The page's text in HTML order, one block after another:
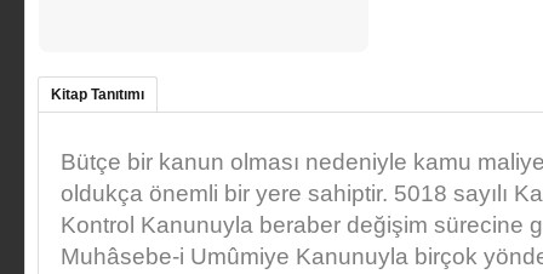
Kitap Tanıtımı
Bütçe bir kanun olması nedeniyle kamu
oldukça önemli bir yere sahiptir. 5018 sayılı
Kontrol Kanunuyla beraber değişim sürecine
Muhâsebe-i Umûmiye Kanunuyla birçok